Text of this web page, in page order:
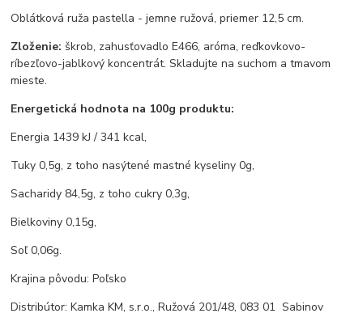
Oblátková ruža pastella - jemne ružová, priemer 12,5 cm.
Zloženie: škrob, zahusťovadlo E466, aróma, reďkovkovo-
ríbezľovo-jablkový koncentrát. Skladujte na suchom a tmavom
mieste.
Energetická hodnota na 100g produktu:
Energia 1439 kJ / 341 kcal,
Tuky 0,5g, z toho nasýtené mastné kyseliny 0g,
Sacharidy 84,5g, z toho cukry 0,3g,
Bielkoviny 0,15g,
Soľ 0,06g.
Krajina pôvodu: Poľsko
Distribútor: Kamka KM, s.r.o., Ružová 201/48, 083 01 Sabinov